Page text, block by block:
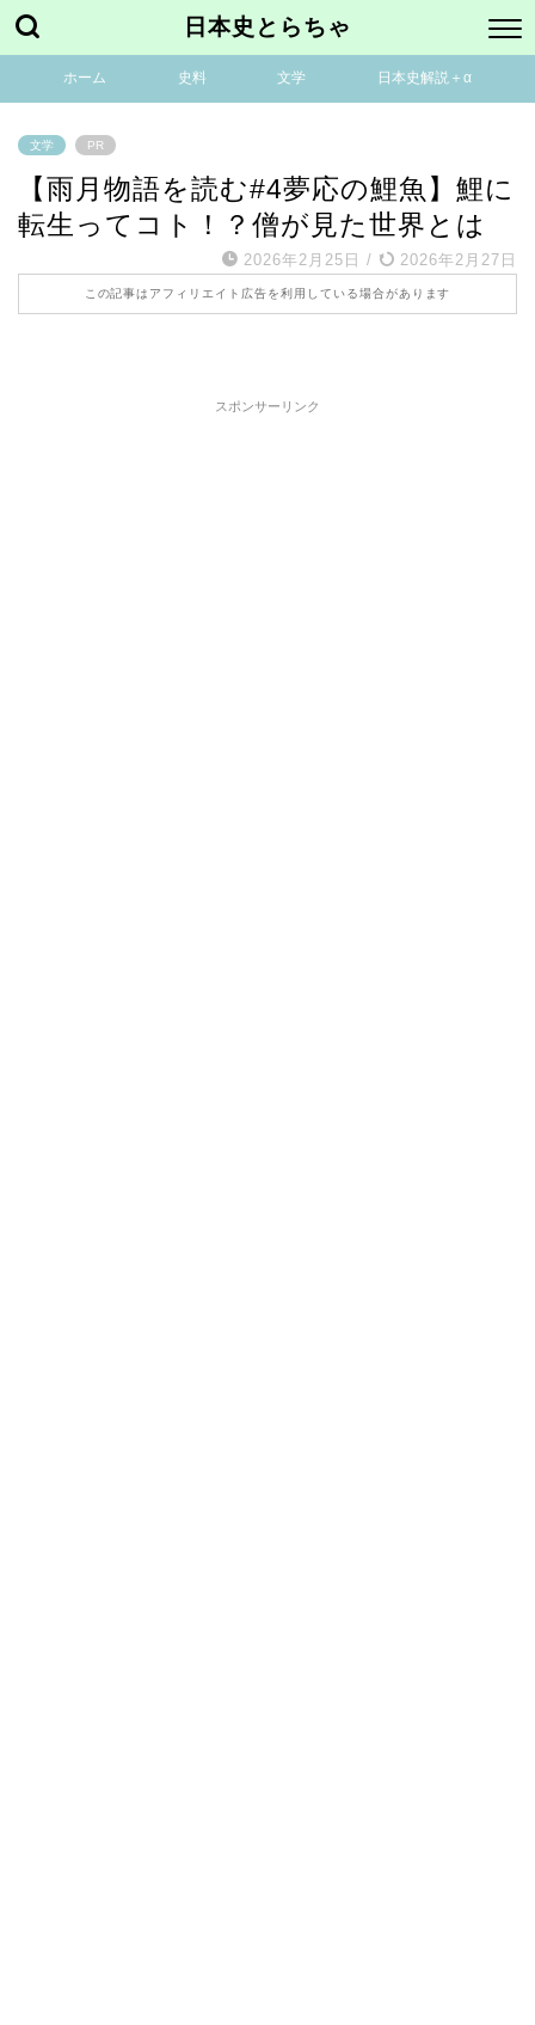
日本史とらちゃ
ホーム 史料 文学 日本史解説＋α
文学 PR
【雨月物語を読む#4夢応の鯉魚】鯉に
転生ってコト！？僧が見た世界とは
2026年2月25日 / 2026年2月27日
この記事はアフィリエイト広告を利用している場合があります
スポンサーリンク